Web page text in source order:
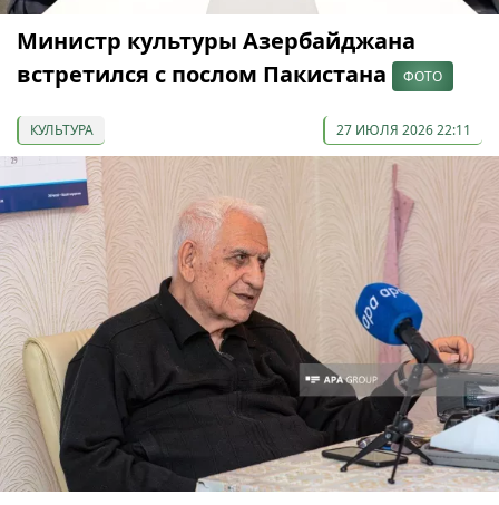
Министр культуры Азербайджана
встретился с послом Пакистана
ФОТО
КУЛЬТУРА 27 ИЮЛЯ 2026 22:11